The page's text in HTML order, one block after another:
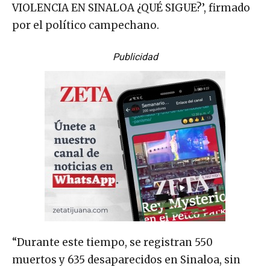
VIOLENCIA EN SINALOA ¿QUÉ SIGUE?’, firmado
por el político campechano.
Publicidad
“Durante este tiempo, se registran 550
muertos y 635 desaparecidos en Sinaloa, sin